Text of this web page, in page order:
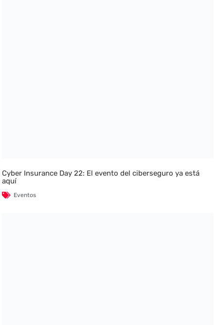
Cyber Insurance Day 22: El evento del ciberseguro ya está
aquí
Eventos